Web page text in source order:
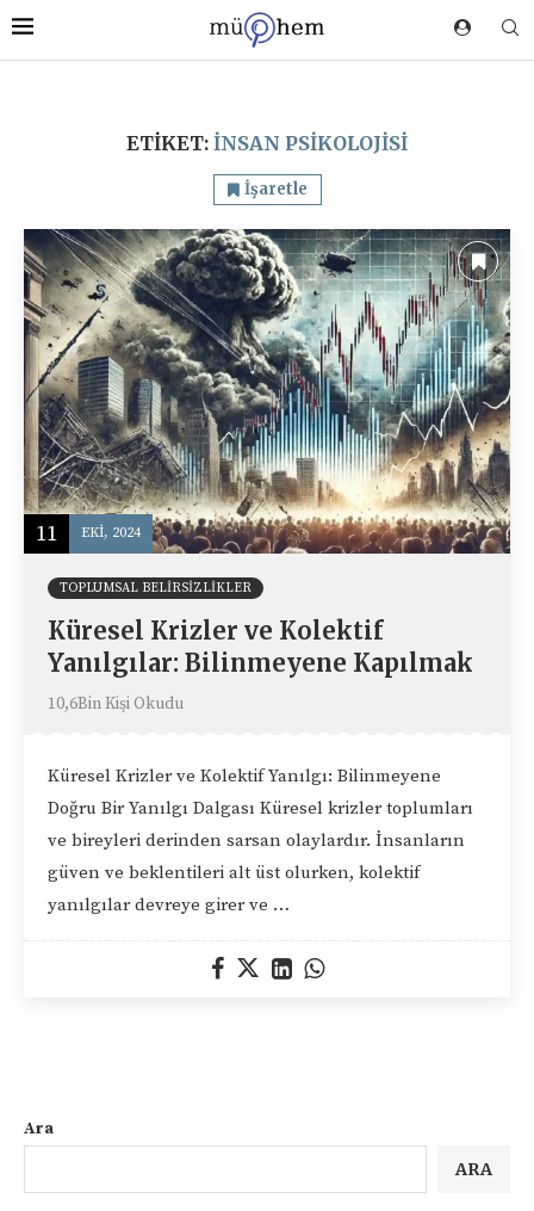
ETIKET: İNSAN PSIKOLOJISI
İşaretle
11 EKI, 2024
TOPLUMSAL BELIRSIZLIKLER
Küresel Krizler ve Kolektif
Yanılgılar: Bilinmeyene Kapılmak
10,6Bin Kişi Okudu
Küresel Krizler ve Kolektif Yanılgı: Bilinmeyene
Doğru Bir Yanılgı Dalgası Küresel krizler toplumları
ve bireyleri derinden sarsan olaylardır. İnsanların
güven ve beklentileri alt üst olurken, kolektif
yanılgılar devreye girer ve …
Ara
ARA